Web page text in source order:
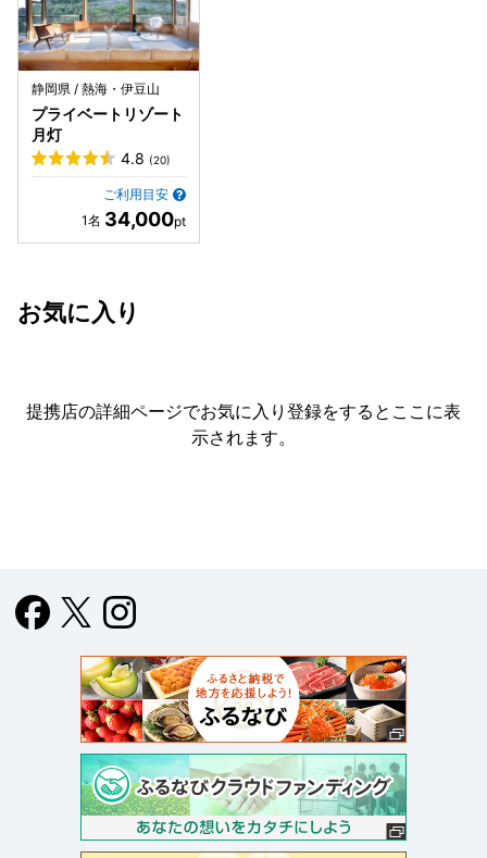
静岡県 / 熱海・伊豆山
プライベートリゾート
月灯
4.8 (20)
ご利用目安
34,000
お気に入り
提携店の詳細ページでお気に入り登録をすると ここに表
示されます。